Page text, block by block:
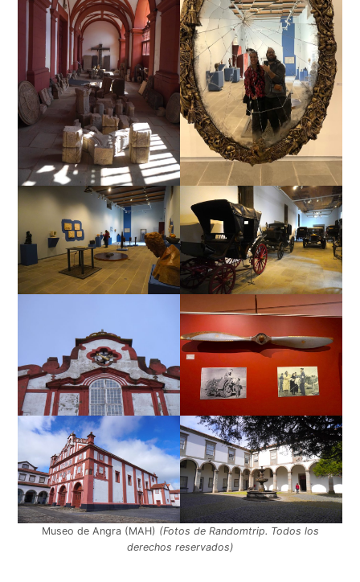
Museo de Angra (MAH) (Fotos de Randomtrip. Todos los
derechos reservados)